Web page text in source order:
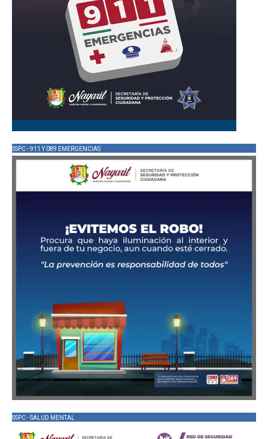
SSPC - 911 Y 089 EMERGENCIAS
SSPC - SALUD MENTAL